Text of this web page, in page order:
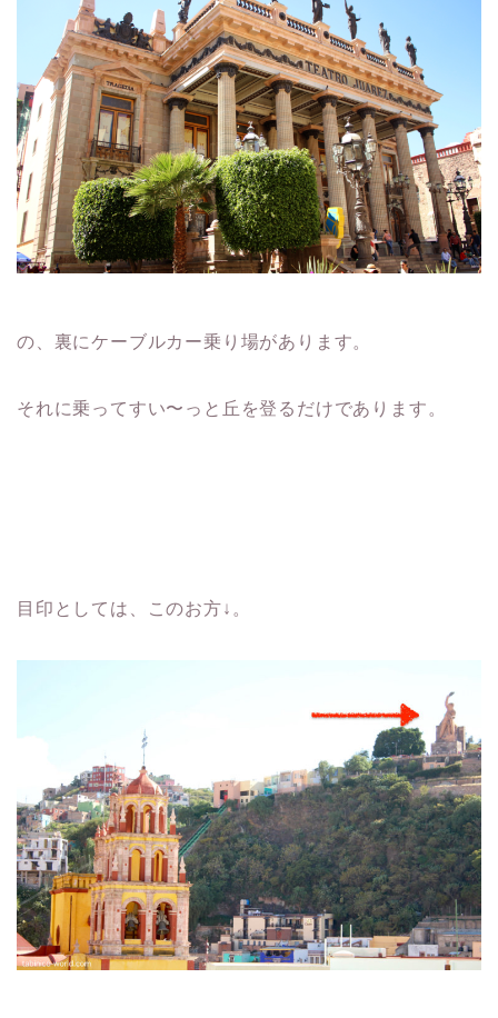
の、裏にケーブルカー乗り場があります。
それに乗ってすい〜っと丘を登るだけであります。
目印としては、このお方↓。